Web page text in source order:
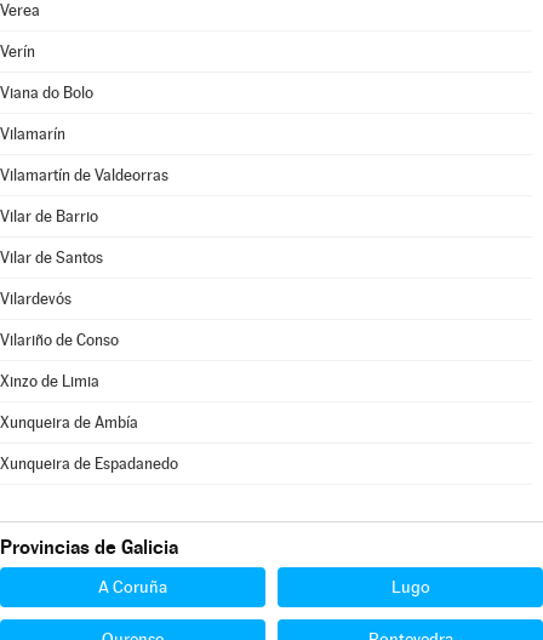
Verea
Verín
Viana do Bolo
Vilamarín
Vilamartín de Valdeorras
Vilar de Barrio
Vilar de Santos
Vilardevós
Vilariño de Conso
Xinzo de Limia
Xunqueira de Ambía
Xunqueira de Espadanedo
Provincias de Galicia
A Coruña Lugo